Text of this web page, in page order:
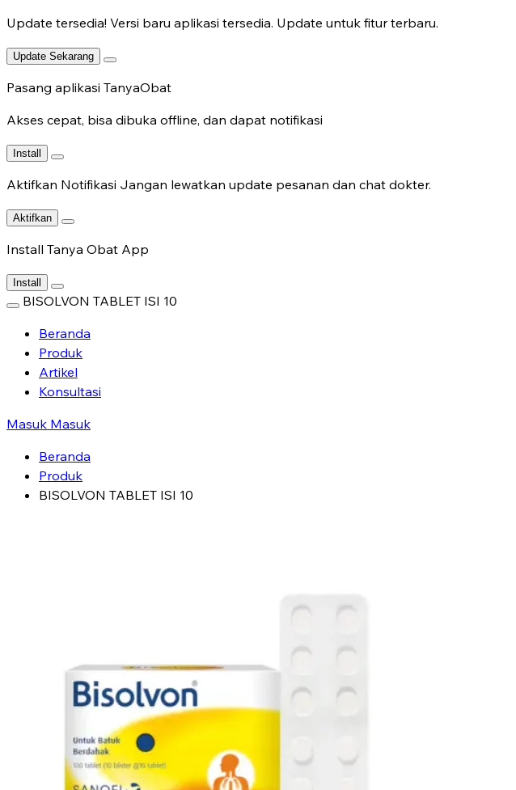
Update tersedia! Versi baru aplikasi tersedia. Update untuk fitur terbaru.
Update Sekarang
Pasang aplikasi TanyaObat
Akses cepat, bisa dibuka offline, dan dapat notifikasi
Install
Aktifkan Notifikasi Jangan lewatkan update pesanan dan chat dokter.
Aktifkan
Install Tanya Obat App
Install
BISOLVON TABLET ISI 10
Beranda
Produk
Artikel
Konsultasi
Masuk Masuk
Beranda
Produk
BISOLVON TABLET ISI 10